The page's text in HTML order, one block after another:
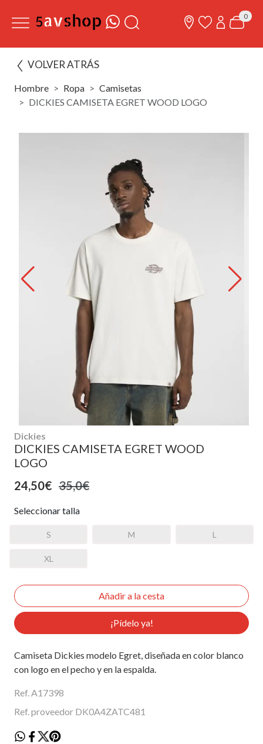
0
VOLVER ATRÁS
Hombre Ropa
Camisetas
DICKIES CAMISETA EGRET WOOD LOGO
Dickies
DICKIES CAMISETA EGRET WOOD
LOGO
24,50€ 35,0€
Seleccionar talla
S M L
XL
¡Pídelo ya!
Camiseta Dickies modelo Egret, diseñada en color blanco
con logo en el pecho y en la espalda.
Ref. A17398
Ref. proveedor DK0A4ZATC481